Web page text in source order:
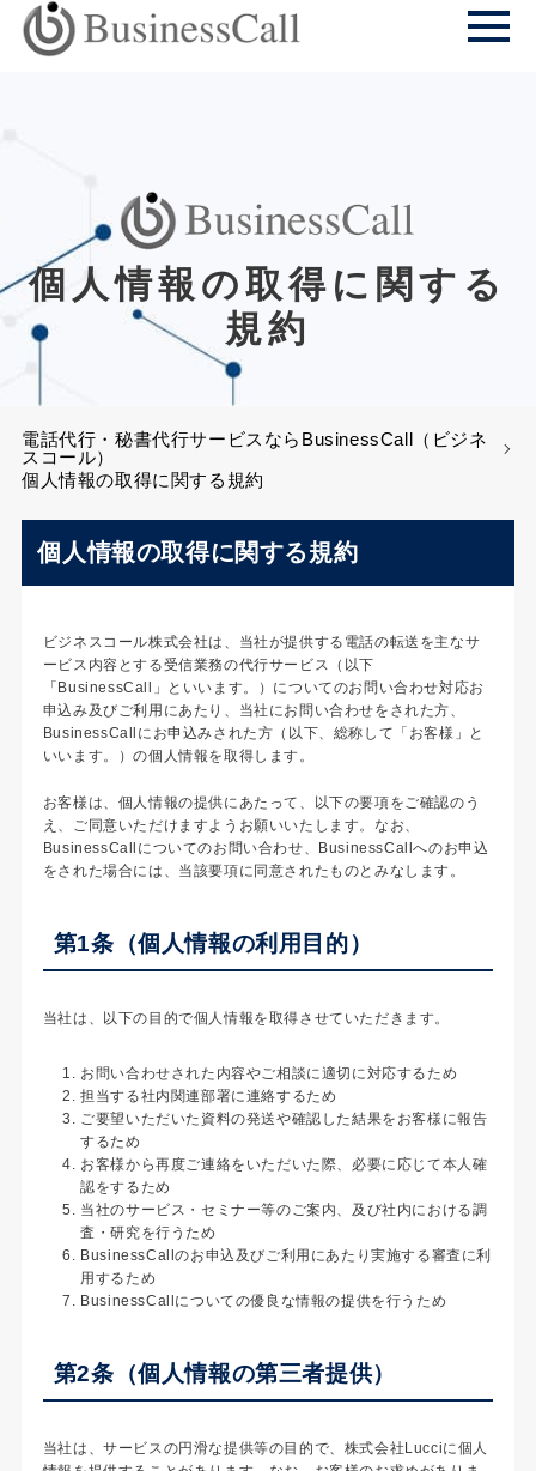
個人情報の取得に関する
規約
電話代行・秘書代行サービスならBusinessCall（ビジネ
スコール）
個人情報の取得に関する規約
個人情報の取得に関する規約
ビジネスコール株式会社は、当社が提供する電話の転送を主なサ
ービス内容とする受信業務の代行サービス（以下
「BusinessCall」といいます。）についてのお問い合わせ対応お
申込み及びご利用にあたり、当社にお問い合わせをされた方、
BusinessCallにお申込みされた方（以下、総称して「お客様」と
いいます。）の個人情報を取得します。
お客様は、個人情報の提供にあたって、以下の要項をご確認のう
え、ご同意いただけますようお願いいたします。なお、
BusinessCallについてのお問い合わせ、BusinessCallへのお申込
をされた場合には、当該要項に同意されたものとみなします。
第1条（個人情報の利用目的）
当社は、以下の目的で個人情報を取得させていただきます。
お問い合わせされた内容やご相談に適切に対応するため
担当する社内関連部署に連絡するため
ご要望いただいた資料の発送や確認した結果をお客様に報告
するため
お客様から再度ご連絡をいただいた際、必要に応じて本人確
認をするため
当社のサービス・セミナー等のご案内、及び社内における調
査・研究を行うため
BusinessCallのお申込及びご利用にあたり実施する審査に利
用するため
BusinessCallについての優良な情報の提供を行うため
第2条（個人情報の第三者提供）
当社は、サービスの円滑な提供等の目的で、株式会社Lucciに個人